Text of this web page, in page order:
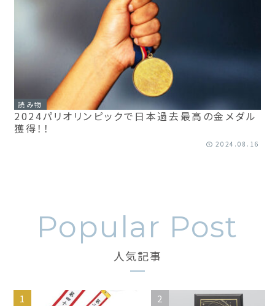
読み物
2024パリオリンピックで日本過去最高の金メダル
獲得！！
2024.08.16
人気記事